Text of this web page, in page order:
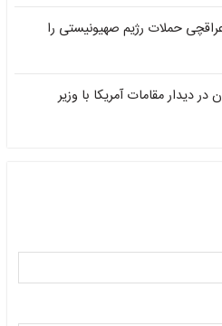
حملات رژیم صهیونیستی را
دیدار مقامات آمریکا با وزیر